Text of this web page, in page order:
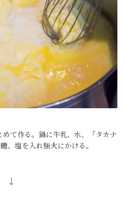
て作る。鍋に牛乳、水、「タカナ
、塩を入れ強火にかける。
↓